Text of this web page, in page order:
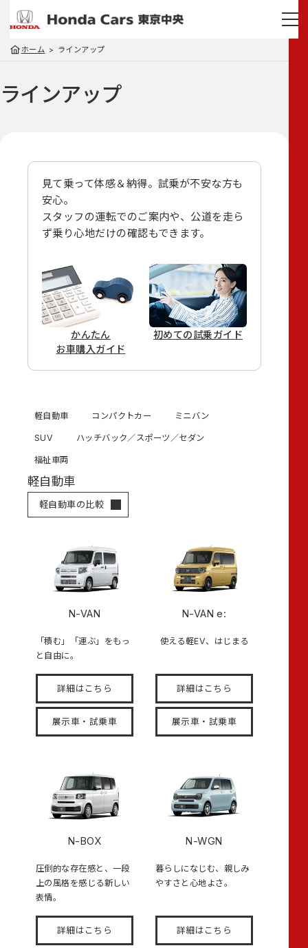
ホーム ラインアップ
ラインアップ
見て乗って体感＆納得。試乗が不安な方も
安心。
スタッフの運転でのご案内や、 公道を走ら
ず乗り心地だけの確認もできます。
かんたん
お車購入ガイド
初めての試乗ガイド
軽自動車 コンパクトカー ミニバン
SUV ハッチバック／スポーツ／セダン
福祉車両
軽自動車
軽自動車の比較
N-VAN
「積む」「運ぶ」をもっ
と自由に。
詳細はこちら
展示車・試乗車
N-VAN e:
使える軽EV、はじまる
詳細はこちら
展示車・試乗車
N-BOX
圧倒的な存在感と、一段
上の風格を感じる新しい
表情。
詳細はこちら
N-WGN
暮らしになじむ、親しみ
やすさと心地よさ。
詳細はこちら